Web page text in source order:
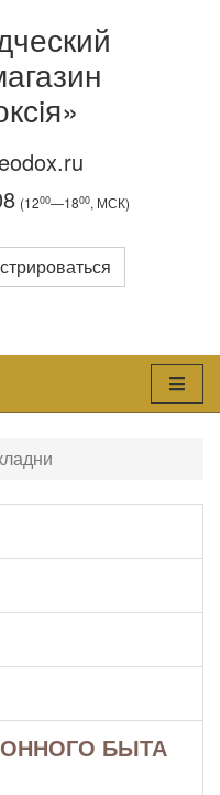
(1200—1800, МСК)
БЫТА